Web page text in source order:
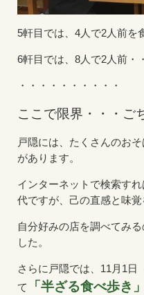
5軒目では、4人で2人前を
6軒目では、8人で2人前
・・・・・・・・・・
ここで限界・・・ご
戸隠には、たくさんのお
があります。
インターネットで検索す
代ですが、己の直感と味覚
自分好みの店を調べてみ
した。
さらに戸隠では、11月1日
て
「半ざる食べ歩き」